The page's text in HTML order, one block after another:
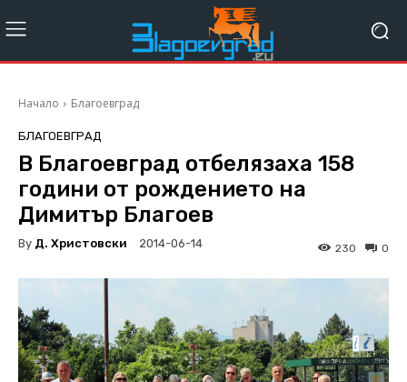
Начало Благоевград
БЛАГОЕВГРАД
В Благоевград отбелязаха 158
години от рождението на
Димитър Благоев
By Д. Христовски 2014-06-14 0
230